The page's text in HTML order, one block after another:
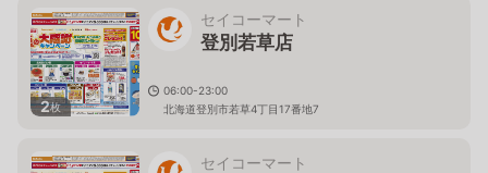
2枚
セイコーマート
登別若草店
06:00-23:00
北海道登別市若草4丁目17番地7
セイコーマート